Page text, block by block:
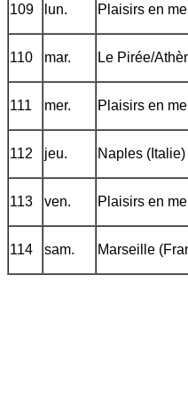
109 lun. Plaisirs en
110 mar. Le Pirée/
111 mer. Plaisirs en
112 jeu. Naples (Italie)
113 ven. Plaisirs en
114 sam. Marseille